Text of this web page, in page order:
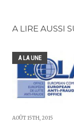
A LIRE AUSSI
A LA UNE
AOÛT 15TH, 2015